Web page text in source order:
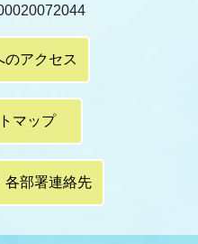
のアクセス
マップ
各部署連絡先